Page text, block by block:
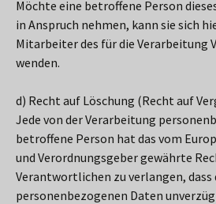
Möchte eine betroffene Person
in Anspruch nehmen, kann sie sich
Mitarbeiter des für die Verarbeitung
wenden.
d) Recht auf Löschung (Recht auf
Jede von der Verarbeitung
betroffene Person hat das vom
und Verordnungsgeber gewährte
Verantwortlichen zu verlangen, dass
personenbezogenen Daten